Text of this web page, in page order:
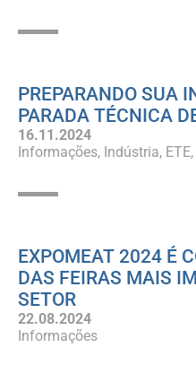
PREPARANDO SUA
PARADA TÉCNICA
16.11.2024
Informações
Indústria ETE
EXPOMEAT 2024 É
DAS FEIRAS MAIS
SETOR
22.08.2024
Informações